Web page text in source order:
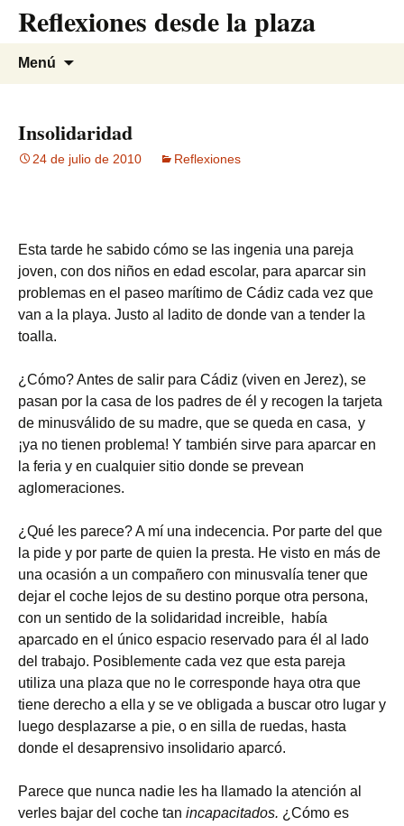
contenido
Reflexiones desde la plaza
Menú
Insolidaridad
24 de julio de 2010 Reflexiones
Esta tarde he sabido cómo se las ingenia una pareja
joven, con dos niños en edad escolar, para aparcar sin
problemas en el paseo marítimo de Cádiz cada vez que
van a la playa. Justo al ladito de donde van a tender la
toalla.
¿Cómo? Antes de salir para Cádiz (viven en Jerez), se
pasan por la casa de los padres de él y recogen la tarjeta
de minusválido de su madre, que se queda en casa, y
¡ya no tienen problema! Y también sirve para aparcar en
la feria y en cualquier sitio donde se prevean
aglomeraciones.
¿Qué les parece? A mí una indecencia. Por parte del que
la pide y por parte de quien la presta. He visto en más de
una ocasión a un compañero con minusvalía tener que
dejar el coche lejos de su destino porque otra persona,
con un sentido de la solidaridad increible, había
aparcado en el único espacio reservado para él al lado
del trabajo. Posiblemente cada vez que esta pareja
utiliza una plaza que no le corresponde haya otra que
tiene derecho a ella y se ve obligada a buscar otro lugar y
luego desplazarse a pie, o en silla de ruedas, hasta
donde el desaprensivo insolidario aparcó.
Parece que nunca nadie les ha llamado la atención al
verles bajar del coche tan incapacitados. ¿Cómo es